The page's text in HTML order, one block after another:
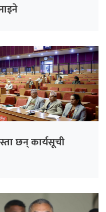
छन् कार्यसूची